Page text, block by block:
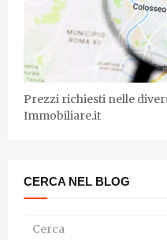
Prezzi richiesti nelle
Immobiliare.it
CERCA NEL BLOG